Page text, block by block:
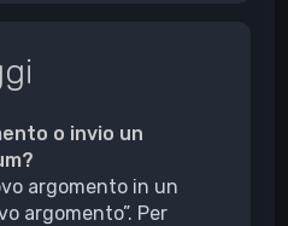
o invio un
argomento in un
argomento”. Per